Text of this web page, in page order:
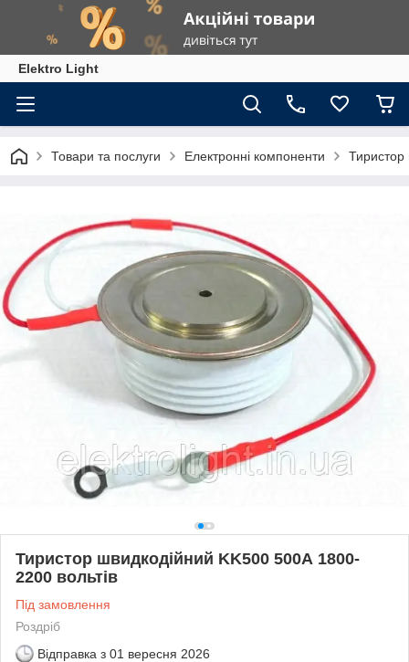
Elektro Light
Товари та послуги Електронні компоненти Тиристор
Тиристор швидкодійний KK500 500А 1800-
2200 вольтів
Під замовлення
Роздріб
Відправка з 01 вересня 2026